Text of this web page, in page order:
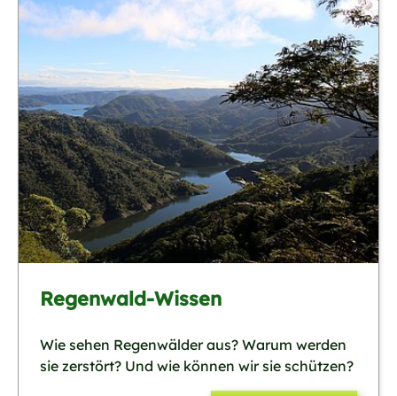
Regenwald-Wissen
Wie sehen Regenwälder aus? Warum werden
sie zerstört? Und wie können wir sie schützen?